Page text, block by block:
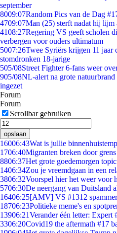
september
8009:07Random Pics van de Dag
4709:07Man (25) sterft nadat hij lijm
4108:27Regering VS geeft scholen
verbergen voor ouders ultimatum
5007:26Twee Syriërs krijgen 11 jaar
stomdronken 18-jarige
505/08Street Fighter 6-fans weer
905/08NL-alert na grote
ingezet
Forum
Forum
Scrollbar gebruiken
opslaan
16006:43Wat is jullie
1706:40Migranten breken door
8806:37Het grote goedemorgen
1406:34Zou je vreemdgaan in een
3806:32Voorspel hier het weer voor
5706:30De neergang van Duitsland
16406:25[AMV] VS #1312
18706:23Politieke meme's en
13906:21Verander één letter: Expert
3306:20Covid19 the aftermath #17